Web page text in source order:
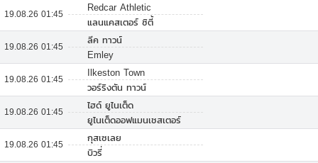
19.08.26 01:45
Redcar Athletic
แลนแคสเตอร์ ซิตี้
19.08.26 01:45
ลีค ทาวน์
Emley
19.08.26 01:45
Ilkeston Town
วอร์ริงตัน ทาวน์
19.08.26 01:45
ไฮด์ ยูไนเต็ด
ยูไนเต็ดออฟแมนเชสเตอร์
19.08.26 01:45
กุสเซเลย
บิวรี่